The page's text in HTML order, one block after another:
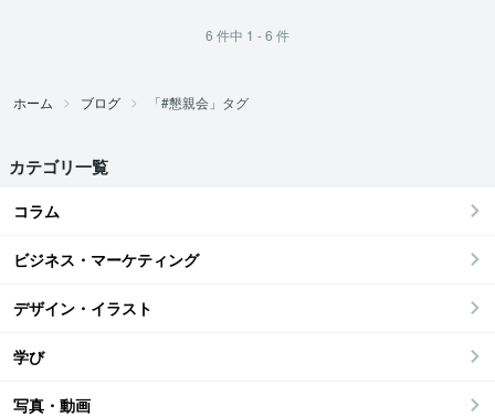
6 件中 1 - 6 件
ホーム ブログ 「#懇親会」タグ
カテゴリ一覧
コラム
ビジネス・マーケティング
デザイン・イラスト
学び
写真・動画